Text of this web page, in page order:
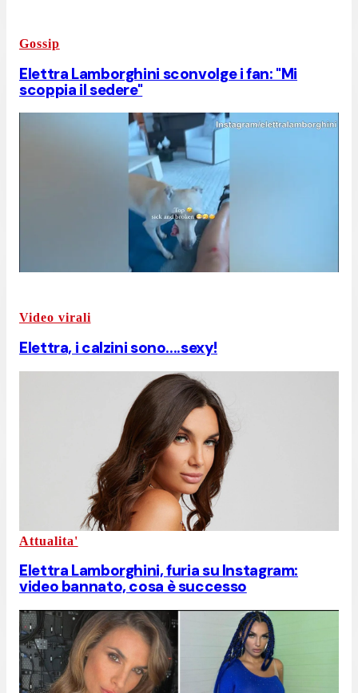
Gossip
Elettra Lamborghini sconvolge i fan: "Mi
scoppia il sedere"
Video virali
Elettra, i calzini sono....sexy!
Attualita'
Elettra Lamborghini, furia su Instagram:
video bannato, cosa è successo